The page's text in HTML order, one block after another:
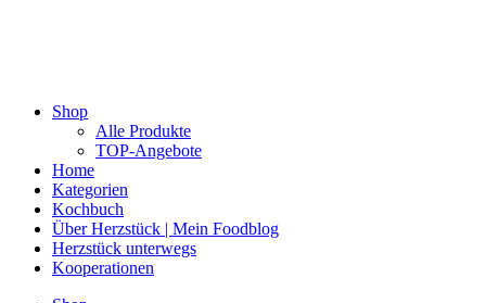
Shop
Alle Produkte
TOP-Angebote
Home
Kategorien
Kochbuch
Über Herzstück | Mein Foodblog
Herzstück unterwegs
Kooperationen